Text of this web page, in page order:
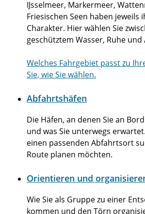
IJsselmeer, Markermeer,
Friesischen Seen haben jeweils
Charakter. Hier wählen Sie
geschütztem Wasser, Ruhe
Welches Fahrgebiet passt zu
Sie, wie Sie wählen.
Abfahrtshäfen
Die Häfen, an denen Sie an
und was Sie unterwegs
einen passenden Abfahrtsort
Route planen möchten.
Orientieren und
Wie Sie als Gruppe zu einer
kommen und den Törn